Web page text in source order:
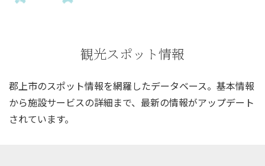
観光スポット情報
郡上市のスポット情報を網羅したデータベース。 基本情報
から施設サービスの詳細まで、 最新の情報がアップデート
されています。